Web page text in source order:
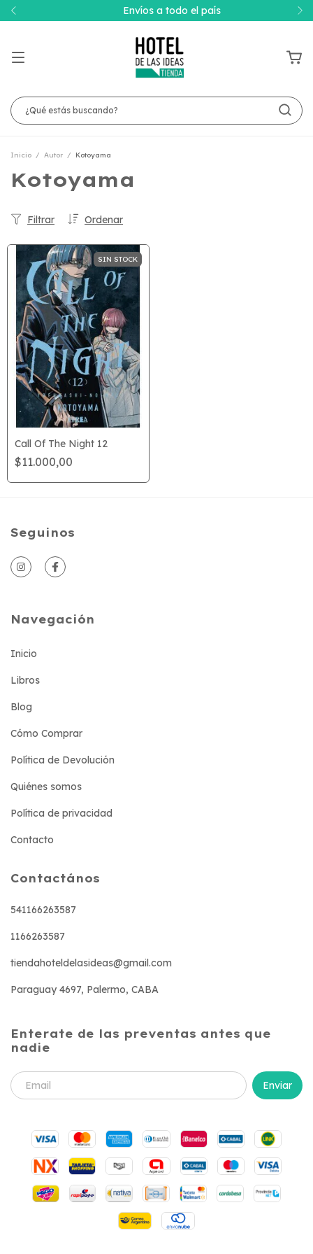
Envíos a todo el país
Inicio / Autor / Kotoyama
Kotoyama
Ordenar
Filtrar
SIN STOCK
Call Of The Night 12
$11.000,00
Seguinos
Navegación
Inicio
Libros
Blog
Cómo Comprar
Política de Devolución
Quiénes somos
Política de privacidad
Contacto
Contactános
541166263587
1166263587
tiendahoteldelasideas@gmail.com
Paraguay 4697, Palermo, CABA
Enterate de las preventas antes que
nadie